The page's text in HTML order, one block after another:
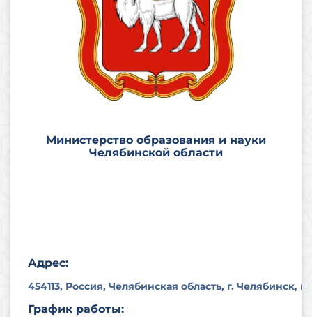
Министерство образования и науки
Челябинской области
Адрес:
454113, Россия, Челябинская область, г. Челябинск,
График работы: